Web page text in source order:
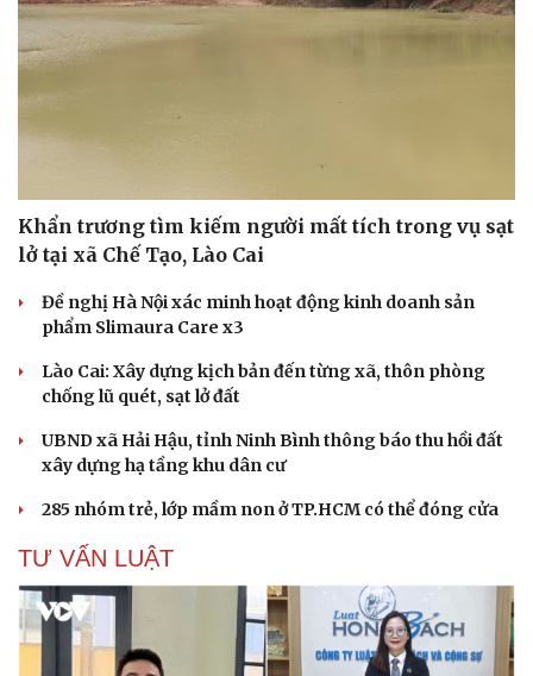
Sân khấu - Điện ảnh
Văn học
Âm nhạc
Di sản
Khẩn trương tìm kiếm người mất tích trong vụ sạt
lở tại xã Chế Tạo, Lào Cai
Đề nghị Hà Nội xác minh hoạt động kinh doanh sản
phẩm Slimaura Care x3
Lào Cai: Xây dựng kịch bản đến từng xã, thôn phòng
chống lũ quét, sạt lở đất
UBND xã Hải Hậu, tỉnh Ninh Bình thông báo thu hồi đất
xây dựng hạ tầng khu dân cư
285 nhóm trẻ, lớp mầm non ở TP.HCM có thể đóng cửa
TƯ VẤN LUẬT